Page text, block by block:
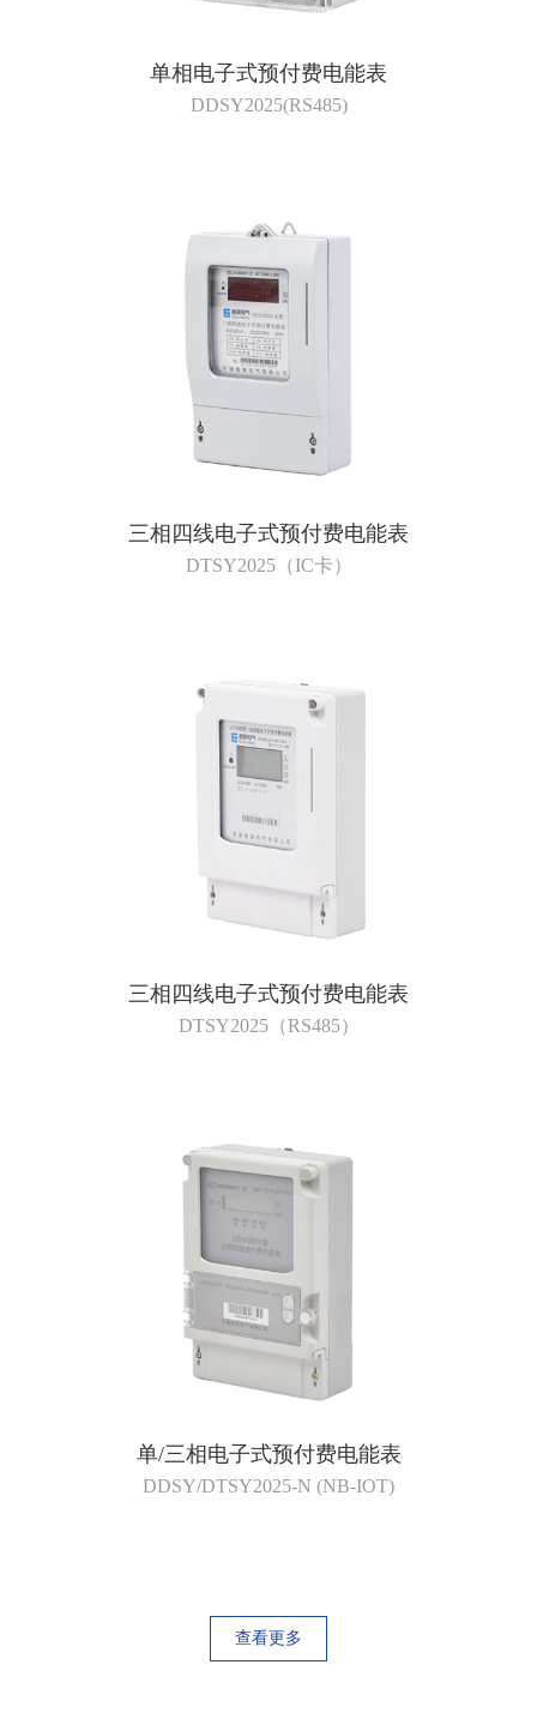
单相电子式预付费电能表
DDSY2025(RS485)
三相四线电子式预付费电能表
DTSY2025（IC卡）
三相四线电子式预付费电能表
DTSY2025（RS485）
单/三相电子式预付费电能表
DDSY/DTSY2025-N (NB-IOT)
查看更多